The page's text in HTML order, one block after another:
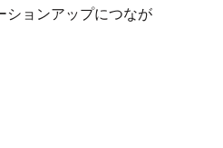
ションアップにつなが